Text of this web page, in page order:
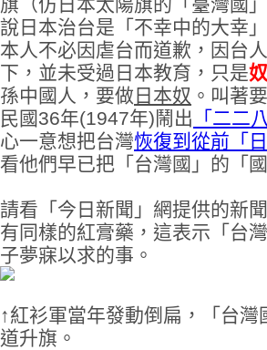
說日本治台是「不幸中的大幸
本人不必因虐台而道歉，因台
下，並未受過日本教育，只是
孫中國人，要做 日本奴 。叫著
民國36年(1947年)鬧出 「二二
心一意想把台灣恢復到從前「
看他們早已把「台灣國」的「
請看「今日新聞」網提供的新
有同樣的紅膏藥，這表示「台
子夢寐以求的事。
↑紅衫軍當年發動倒扁，「台
道升旗。